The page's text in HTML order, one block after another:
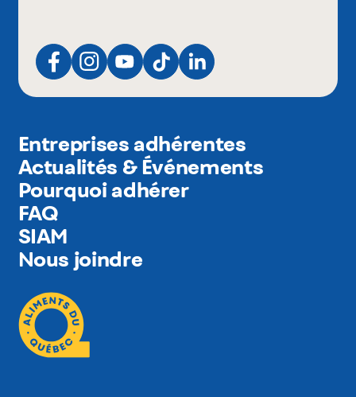
Entreprises adhérentes
Actualités & Événements
Pourquoi adhérer
FAQ
SIAM
Nous joindre